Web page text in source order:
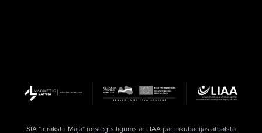
SIA "Ierakstu Māja" noslēgts līgums ar LIAA par inkubācijas atbalsta